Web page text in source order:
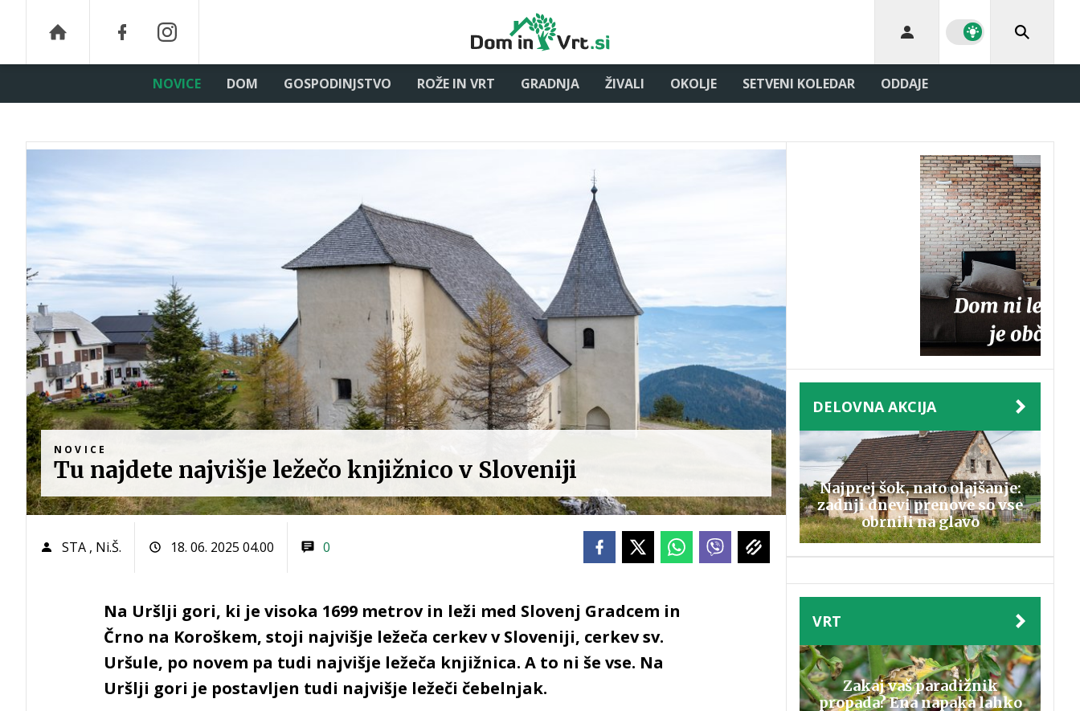
NOVICE DOM GOSPODINJSTVO ROŽE IN VRT GRADNJA ŽIVALI OKOLJE SETVENI KOLEDAR ODDAJE
NOVICE
Tu najdete najvišje ležečo knjižnico v Sloveniji
STA , Ni.Š. 18. 06. 2025 04.00 0
Na Uršlji gori, ki je visoka 1699 metrov in leži med Slovenj Gradcem in
Črno na Koroškem, stoji najvišje ležeča cerkev v Sloveniji, cerkev sv.
Uršule, po novem pa tudi najvišje ležeča knjižnica. A to ni še vse. Na
Uršlji gori je postavljen tudi najvišje ležeči čebelnjak.
DELOVNA AKCIJA
Najprej šok, nato olajšanje:
zadnji dnevi prenove so vse
obrnili na glavo
VRT
Zakaj vaš paradižnik
propada? Ena napaka lahko